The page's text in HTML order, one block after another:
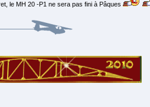
le MH 20 -P1 ne sera pas fini à Pâques